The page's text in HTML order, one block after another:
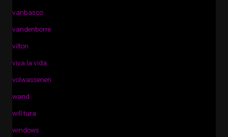
vanbasco
vandenborre
vilton
viva la vida
volwassenen
wand
will tura
windows